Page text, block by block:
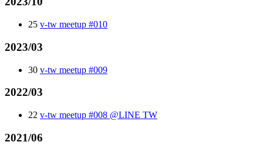
25 v-tw meetup #010
2023/03
30 v-tw meetup #009
2022/03
22 v-tw meetup #008 @LINE TW
2021/06